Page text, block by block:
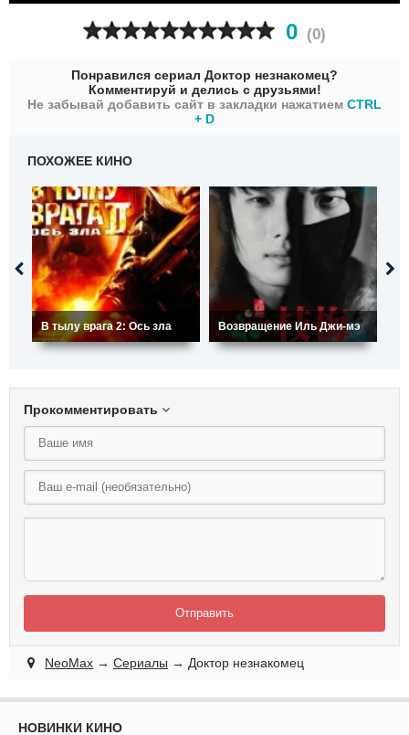
0 (0)
Понравился сериал Доктор незнакомец?
Комментируй и делись с друзьями!
Не забывай добавить сайт в закладки нажатием CTRL
+ D
ПОХОЖЕЕ КИНО
В тылу врага 2: Ось зла Возвращение Иль Джи-мэ
Прокомментировать
Отправить
NeoMax → Сериалы → Доктор незнакомец
НОВИНКИ КИНО